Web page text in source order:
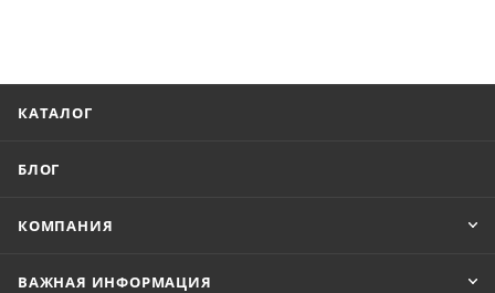
КАТАЛОГ
БЛОГ
КОМПАНИЯ
ВАЖНАЯ ИНФОРМАЦИЯ